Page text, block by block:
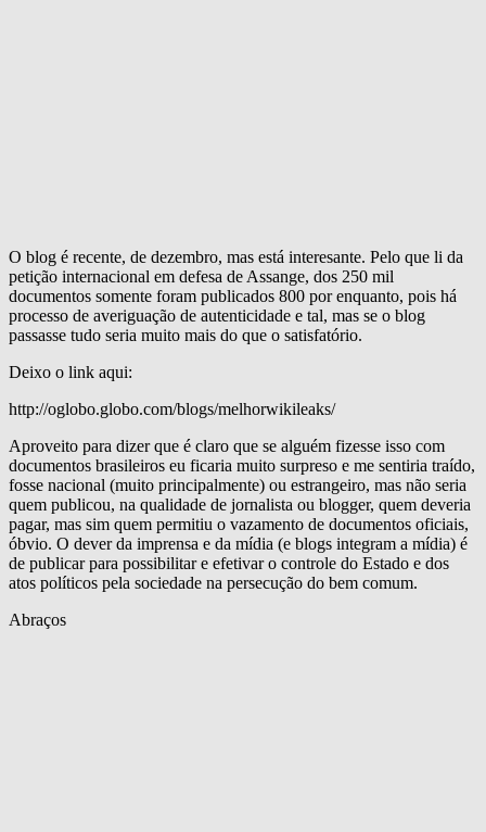
O blog é recente, de dezembro, mas está interesante. Pelo que li da
petição internacional em defesa de Assange, dos 250 mil
documentos somente foram publicados 800 por enquanto, pois há
processo de averiguação de autenticidade e tal, mas se o blog
passasse tudo seria muito mais do que o satisfatório.
Deixo o link aqui:
http://oglobo.globo.com/blogs/melhorwikileaks/
Aproveito para dizer que é claro que se alguém fizesse isso com
documentos brasileiros eu ficaria muito surpreso e me sentiria traído,
fosse nacional (muito principalmente) ou estrangeiro, mas não seria
quem publicou, na qualidade de jornalista ou blogger, quem deveria
pagar, mas sim quem permitiu o vazamento de documentos oficiais,
óbvio. O dever da imprensa e da mídia (e blogs integram a mídia) é
de publicar para possibilitar e efetivar o controle do Estado e dos
atos políticos pela sociedade na persecução do bem comum.
Abraços